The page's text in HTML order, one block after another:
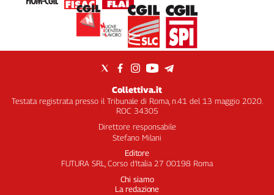
Collettiva.it
Testata registrata presso il Tribunale di Roma, n.41 del 13 maggio 2020.
ROC 34305
Direttore responsabile
Stefano Milani
Editore
FUTURA SRL, Corso d’Italia 27 00198 Roma
Chi siamo
La redazione